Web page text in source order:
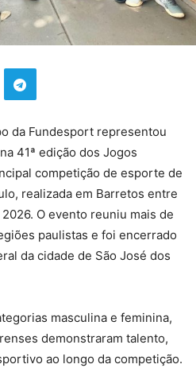
da Fundesport representou
41ª edição dos Jogos
competição de esporte de
realizada em Barretos entre
O evento reuniu mais de
paulistas e foi encerrado
da cidade de São José dos
masculina e feminina,
demonstraram talento,
ao longo da competição.